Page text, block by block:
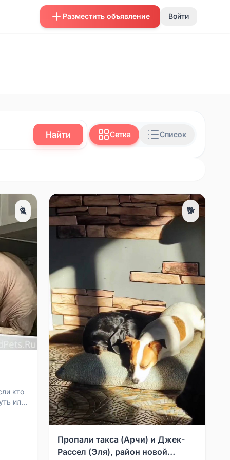
Разместить объявление Войти
Найти Сетка Список
🐈
кто
или
🐕
Пропали такса (Арчи) и Джек-
Рассел (Эля), район новой